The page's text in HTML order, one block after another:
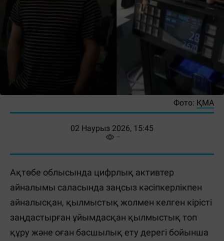
Фото: ҚМА
02 Наурыз 2026, 15:45
Ақтөбе облысында цифрлық активтер
айналымы саласында заңсыз кәсіпкерлікпен
айналысқан, қылмыстық жолмен келген кірісті
заңдастырған ұйымдасқан қылмыстық топ
құру және оған басшылық ету дерегі бойынша